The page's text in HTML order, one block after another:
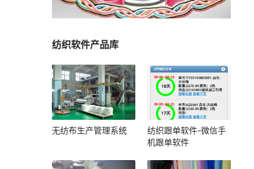
纺织软件产品库
无纺布生产管理系统
纺织跟单软件-微信手
机跟单软件